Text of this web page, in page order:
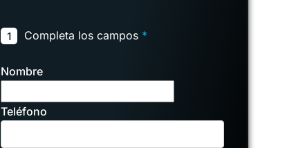
1 Completa los campos *
Nombre
Teléfono